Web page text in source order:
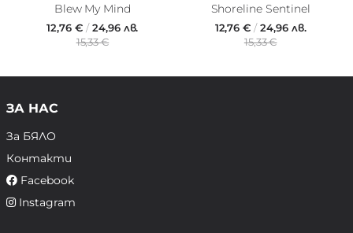
Blew My Mind
12,76 € /24,96 лв.
15,33 €
Shoreline Sentinel
12,76 €/24,96 лв.
15,33 €
ЗА НАС
За БЯЛО
Контакти
Facebook
Instagram